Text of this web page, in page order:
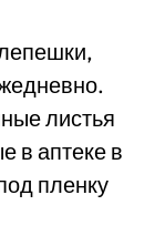
листья
в аптеке в
пленку